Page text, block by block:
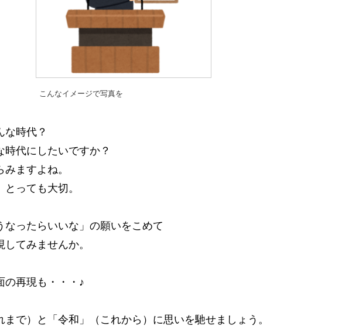
こんなイメージで写真を
な時代？
代にしたいですか？
ますよね。
っても大切。
なったらいいな」の願いをこめて
てみませんか。
の再現も・・・♪
で）と「令和」（これから）に思いを馳せましょう。